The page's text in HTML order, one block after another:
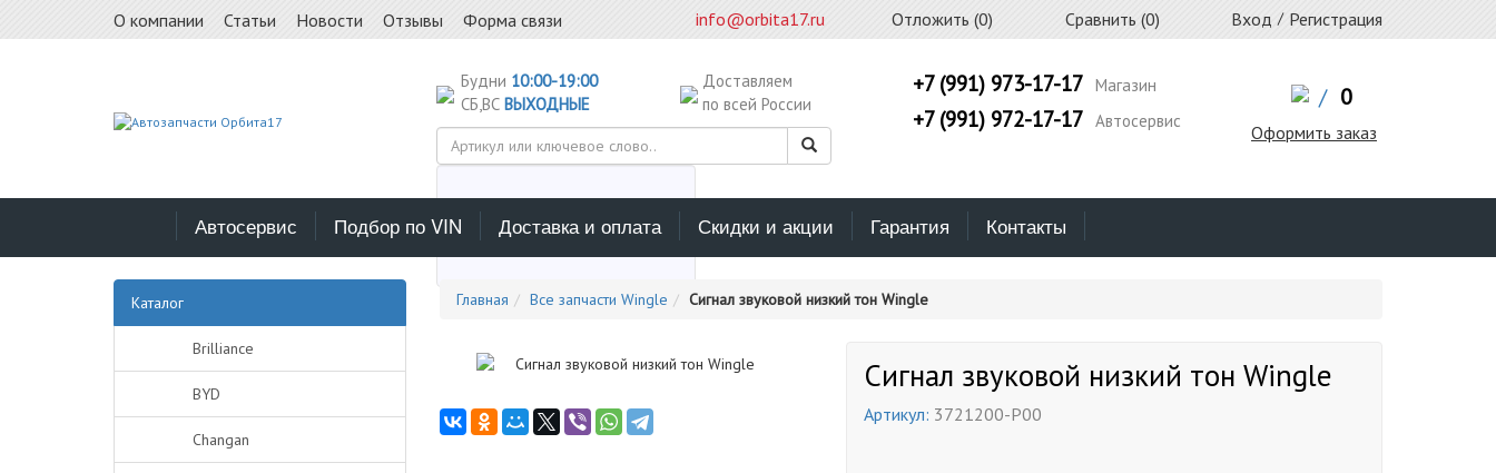
О компании Статьи Новости Отзывы Форма связи info@orbita17.ru Отложить (0) Сравнить (0) Вход / Регистрация
Будни 10:00-19:00
СБ,ВС ВЫХОДНЫЕ
Доставляем
по всей России
Выберите каталог поиска
+7 (991) 973-17-17 Магазин
+7 (991) 972-17-17 Автосервис
/ 0
Оформить заказ
Автосервис Подбор по VIN Доставка и оплата Скидки и акции Гарантия Контакты
Каталог
Brilliance
BYD
Changan
Главная Все запчасти Wingle Сигнал звуковой низкий тон Wingle
Сигнал звуковой низкий тон Wingle
Артикул: 3721200-P00